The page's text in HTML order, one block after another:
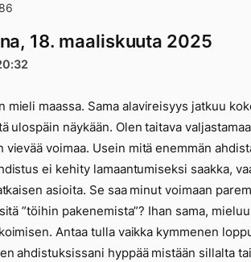
18. maaliskuuta 2025
mieli maassa. Sama alavireisyys jatkuu
ulospäin näykään. Olen taitava
vievää voimaa. Usein mitä enemmän
ei kehity lamaantumiseksi saakka,
asioita. Se saa minut voimaan
”töihin pakenemista”? Ihan sama,
Antaa tulla vaikka kymmenen
ahdistuksissani hyppää mistään sillalta